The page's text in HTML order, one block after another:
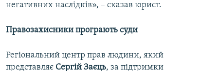
негативних наслідків», – сказав юрист.
Правозахисники програють суди
Регіональний центр прав людини, який
представляє Сергій Заєць, за підтримки